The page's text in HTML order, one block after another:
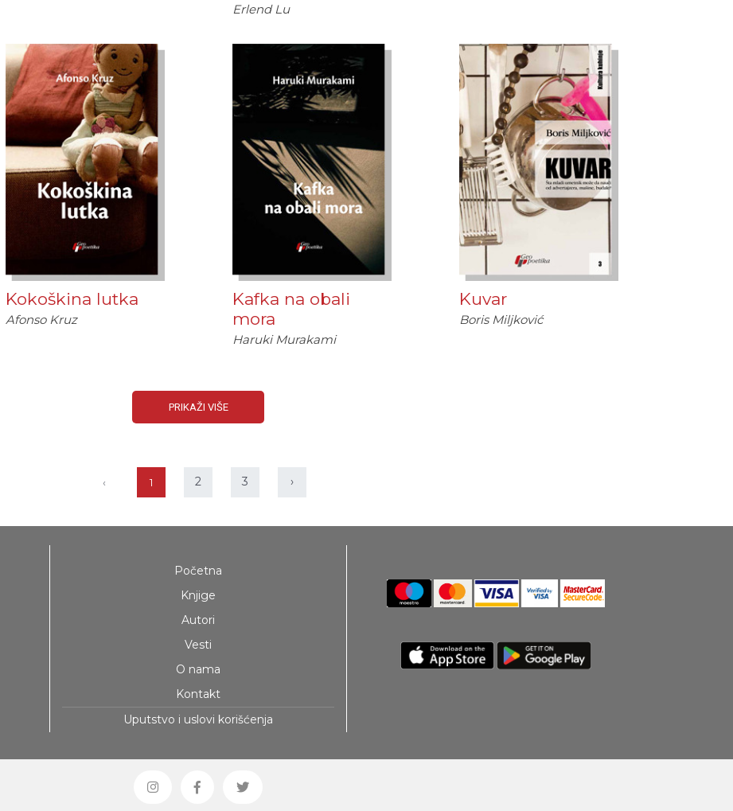
Erlend Lu
Kokoškina lutka
Afonso Kruz
Kafka na obali
mora
Haruki Murakami
Kuvar
Boris Miljković
PRIKAŽI VIŠE
‹ 1 2 3 ›
Početna
Knjige
Autori
Vesti
O nama
Kontakt
Uputstvo i uslovi korišćenja